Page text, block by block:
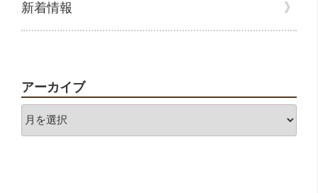
新着情報
アーカイブ
ア